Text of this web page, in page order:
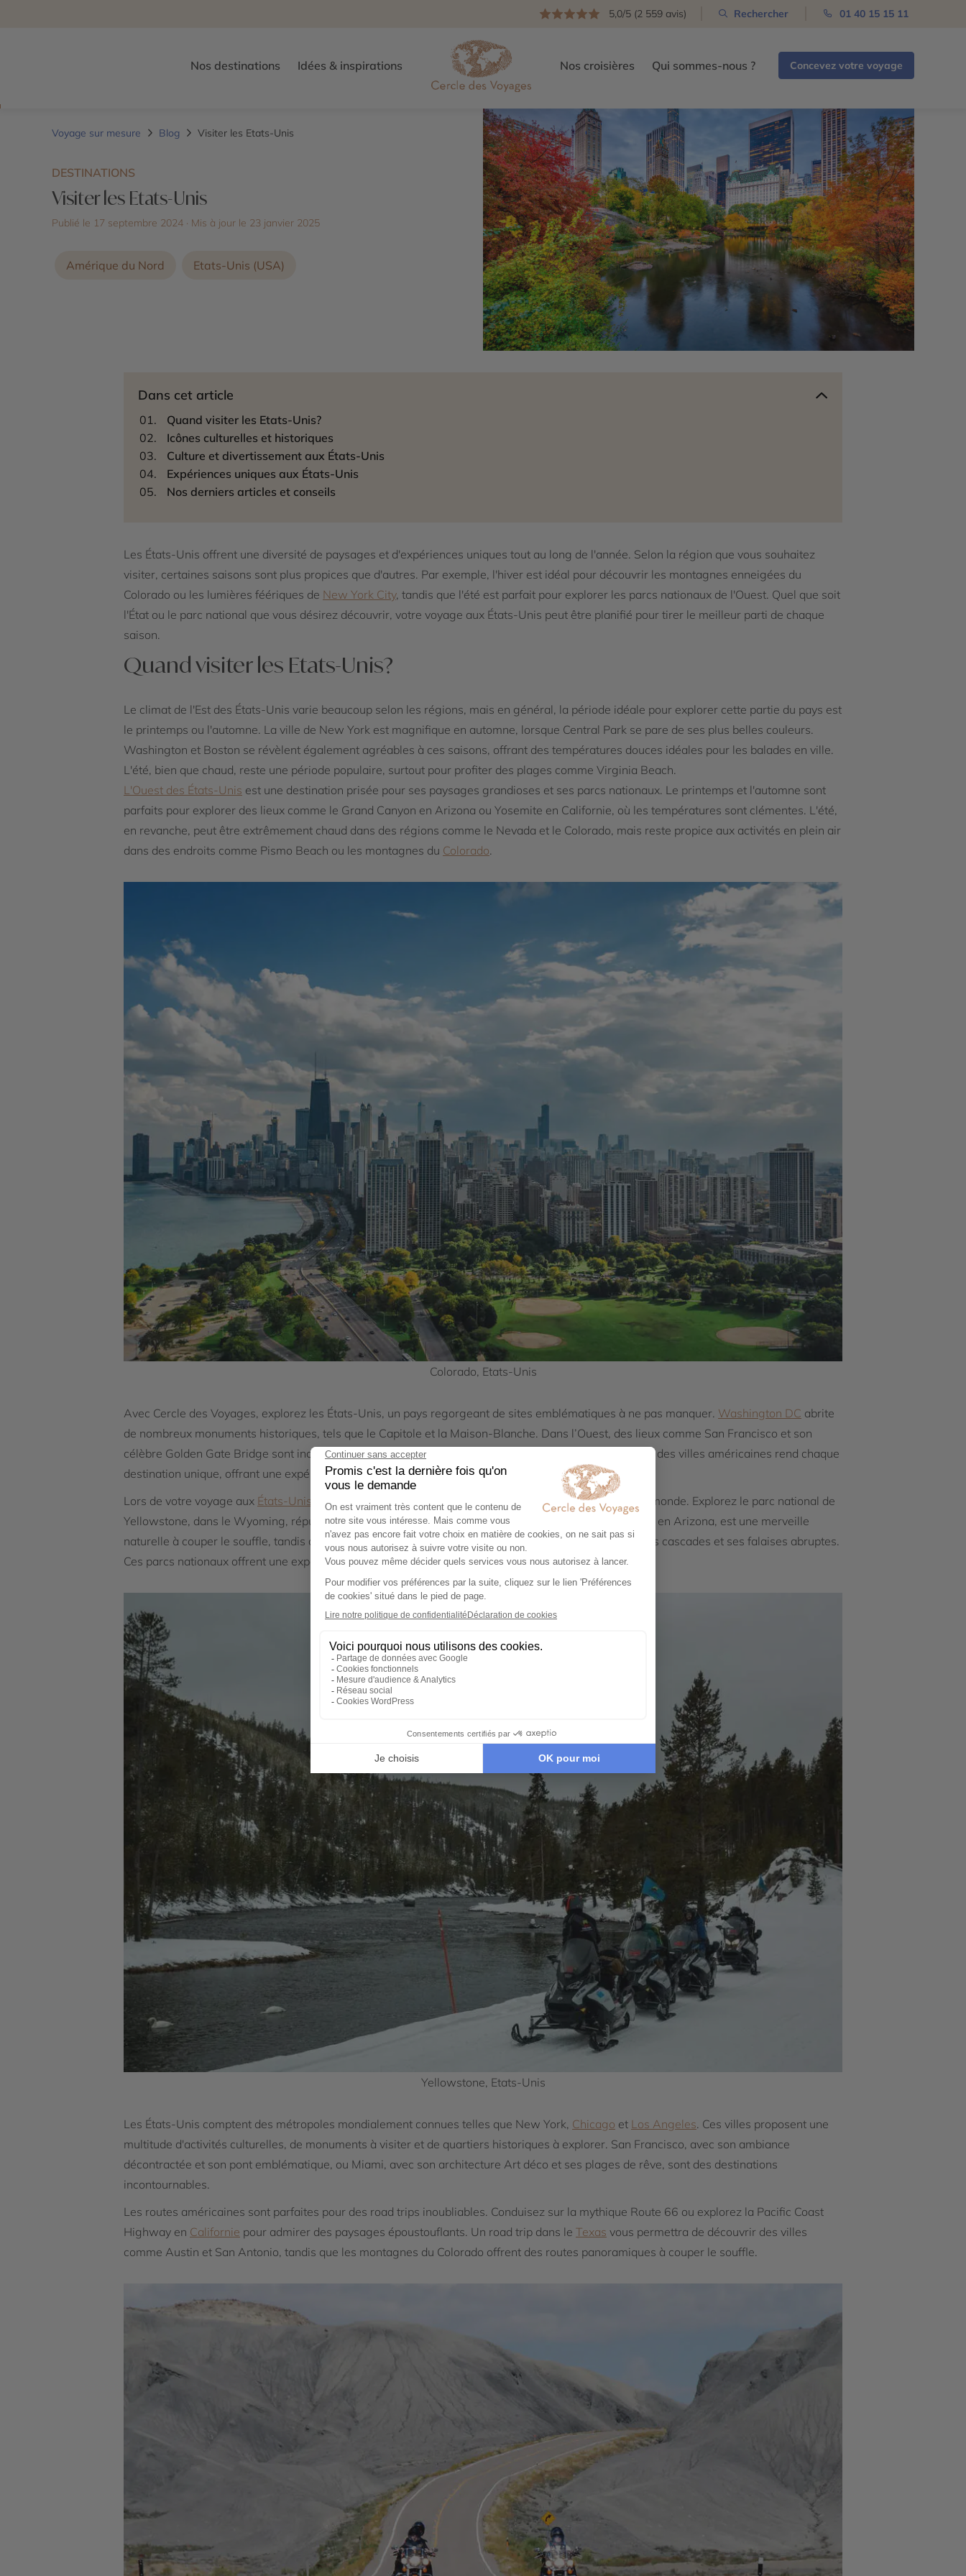
5,0/5 (2 559 avis) Rechercher 01 40 15 15 11
Nos destinations Idées & inspirations Nos croisières Qui sommes-nous ? Concevez votre voyage
Voyage sur mesure Blog Visiter les Etats-Unis
DESTINATIONS
Visiter les Etats-Unis
Publié le 17 septembre 2024 · Mis à jour le 23 janvier 2025
Amérique du Nord Etats-Unis (USA)
Dans cet article
Quand visiter les Etats-Unis?
Icônes culturelles et historiques
Culture et divertissement aux États-Unis
Expériences uniques aux États-Unis
Nos derniers articles et conseils
Les États-Unis offrent une diversité de paysages et d'expériences uniques tout au long de l'année. Selon la région que vous souhaitez
visiter, certaines saisons sont plus propices que d'autres. Par exemple, l'hiver est idéal pour découvrir les montagnes enneigées du
Colorado ou les lumières féériques de New York City, tandis que l'été est parfait pour explorer les parcs nationaux de l'Ouest. Quel que soit
l'État ou le parc national que vous désirez découvrir, votre voyage aux États-Unis peut être planifié pour tirer le meilleur parti de chaque
saison.
Quand visiter les Etats-Unis?
Le climat de l'Est des États-Unis varie beaucoup selon les régions, mais en général, la période idéale pour explorer cette partie du pays est
le printemps ou l'automne. La ville de New York est magnifique en automne, lorsque Central Park se pare de ses plus belles couleurs.
Washington et Boston se révèlent également agréables à ces saisons, offrant des températures douces idéales pour les balades en ville.
L'été, bien que chaud, reste une période populaire, surtout pour profiter des plages comme Virginia Beach.
L'Ouest des États-Unis est une destination prisée pour ses paysages grandioses et ses parcs nationaux. Le printemps et l'automne sont
parfaits pour explorer des lieux comme le Grand Canyon en Arizona ou Yosemite en Californie, où les températures sont clémentes. L'été,
en revanche, peut être extrêmement chaud dans des régions comme le Nevada et le Colorado, mais reste propice aux activités en plein air
dans des endroits comme Pismo Beach ou les montagnes du Colorado.
Colorado, Etats-Unis
Avec Cercle des Voyages, explorez les États-Unis, un pays regorgeant de sites emblématiques à ne pas manquer. Washington DC abrite
de nombreux monuments historiques, tels que le Capitole et la Maison-Blanche. Dans l’Ouest, des lieux comme San Francisco et son
célèbre Golden Gate Bridge sont incontournables, tout comme Los Angeles et Hollywood. La diversité des villes américaines rend chaque
destination unique, offrant une expérience culturelle riche.
Lors de votre voyage aux États-Unis , découvrez les parcs nationaux, parmi les plus spectaculaires au monde. Explorez le parc national de
Yellowstone, dans le Wyoming, réputé pour ses geysers et sa faune exceptionnelle. Le Grand Canyon, en Arizona, est une merveille
naturelle à couper le souffle, tandis queYosemite, en Californie, attire des millions de visiteurs avec ses cascades et ses falaises abruptes.
Ces parcs nationaux offrent une expérience inoubliable aux amoureux de la nature.
Yellowstone, Etats-Unis
Les États-Unis comptent des métropoles mondialement connues telles que New York, Chicago et Los Angeles. Ces villes proposent une
multitude d'activités culturelles, de monuments à visiter et de quartiers historiques à explorer. San Francisco, avec son ambiance
décontractée et son pont emblématique, ou Miami, avec son architecture Art déco et ses plages de rêve, sont des destinations
incontournables.
Les routes américaines sont parfaites pour des road trips inoubliables. Conduisez sur la mythique Route 66 ou explorez la Pacific Coast
Highway en Californie pour admirer des paysages époustouflants. Un road trip dans le Texas vous permettra de découvrir des villes
comme Austin et San Antonio, tandis que les montagnes du Colorado offrent des routes panoramiques à couper le souffle.